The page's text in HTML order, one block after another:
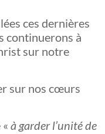
ces dernières
continuerons à
sur notre
sur nos cœurs
«à garder l’unité de